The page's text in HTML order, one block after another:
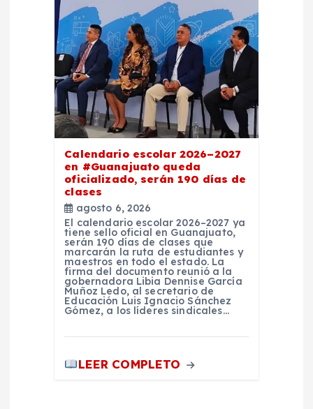
Calendario escolar 2026–2027
en #Guanajuato queda
oficializado, serán 190 días de
clases
agosto 6, 2026
El calendario escolar 2026–2027 ya
tiene sello oficial en Guanajuato,
serán 190 días de clases que
marcarán la ruta de estudiantes y
maestros en todo el estado. La
firma del documento reunió a la
gobernadora Libia Dennise García
Muñoz Ledo, al secretario de
Educación Luis Ignacio Sánchez
Gómez, a los líderes sindicales…
LEER COMPLETO